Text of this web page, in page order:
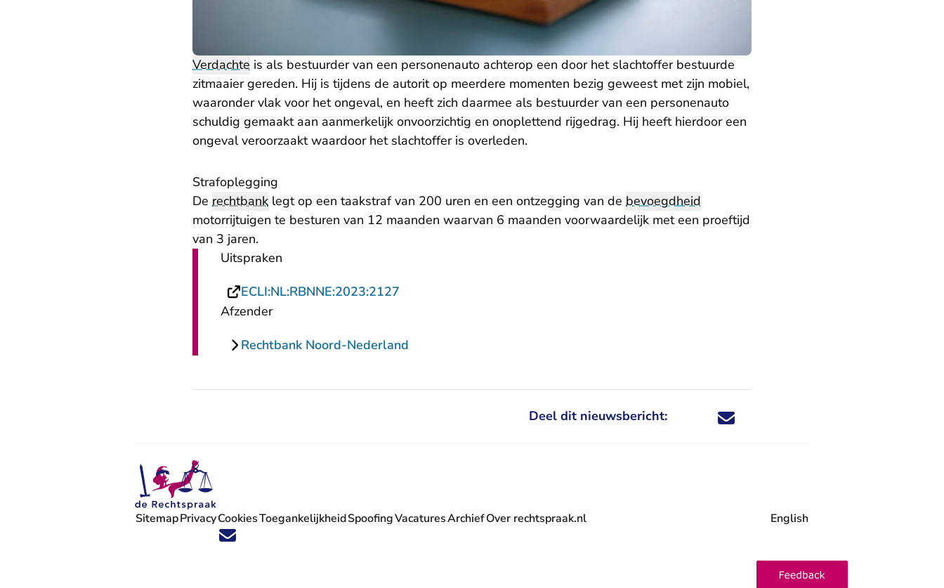
Verdachte is als bestuurder van een personenauto achterop een door het slachtoffer bestuurde
zitmaaier gereden. Hij is tijdens de autorit op meerdere momenten bezig geweest met zijn mobiel,
waaronder vlak voor het ongeval, en heeft zich daarmee als bestuurder van een personenauto
schuldig gemaakt aan aanmerkelijk onvoorzichtig en onoplettend rijgedrag. Hij heeft hierdoor een
ongeval veroorzaakt waardoor het slachtoffer is overleden.
Strafoplegging
De rechtbank legt op een taakstraf van 200 uren en een ontzegging van de bevoegdheid
motorrijtuigen te besturen van 12 maanden waarvan 6 maanden voorwaardelijk met een proeftijd
van 3 jaren.
Uitspraken
ECLI:NL:RBNNE:2023:2127
Afzender
Rechtbank Noord-Nederland
Deel dit nieuwsbericht: Deel dit nieuwsbericht via X - U verlaat
Deel dit nieuwsbericht via Facebook - U
Deel dit nieuwsbericht via e-mail
Deel dit nieuwsbericht via LinkedIn - U
Volg ons op X (Twitter) - U verlaat Rechtspraak.nl
Volg ons op Facebook - U verlaat Rechtspraak.nl
Volg ons op Instagram - U verlaat Rechtspraak.nl
Volg ons op Youtube - U verlaat Rechtspraak.nl
Volg ons op LinkedIn - U verlaat Rechtspraak.nl
'Blijf op de hoogte' nieuwsbrief - U verlaat Rechtspraak.nl
SitemapPrivacyCookiesToegankelijkheidSpoofingVacatures
- U verlaat Rechtspraak.nl
ArchiefOver rechtspraak.nl English